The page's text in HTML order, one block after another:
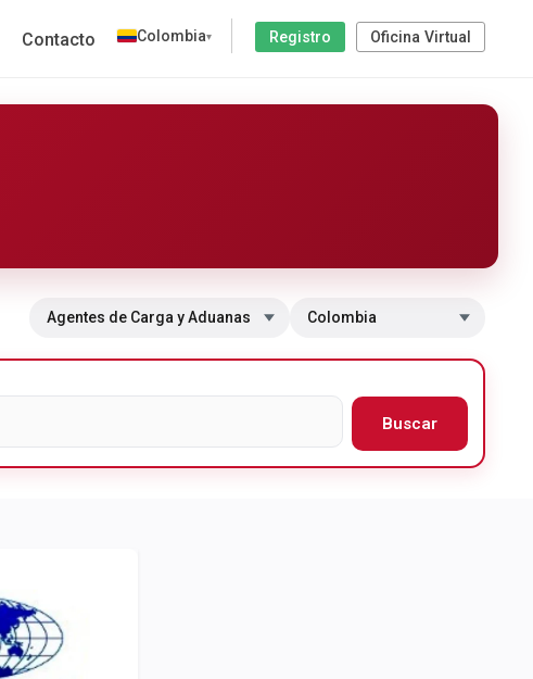
Registro Oficina Virtual
Contacto Colombia▾
Ir a sección Cambiar de país
Buscar